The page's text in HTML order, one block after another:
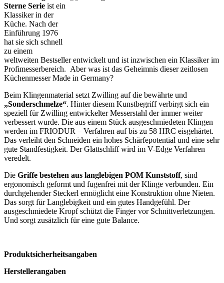
Sterne Serie ist ein
Klassiker in der
Küche. Nach der
Einführung 1976
hat sie sich schnell
zu einem
weltweiten Bestseller entwickelt und ist inzwischen ein Klassiker im
Profimesserbereich. Aber was ist das Geheimnis dieser zeitlosen
Küchenmesser Made in Germany?
Beim Klingenmaterial setzt Zwilling auf die bewährte und
„Sonderschmelze“. Hinter diesem Kunstbegriff verbirgt sich ein
speziell für Zwilling entwickelter Messerstahl der immer weiter
verbessert wurde. Die aus einem Stück ausgeschmiedeten Klingen
werden im FRIODUR – Verfahren auf bis zu 58 HRC eisgehärtet.
Das verleiht den Schneiden ein hohes Schärfepotential und eine sehr
gute Standfestigkeit. Der Glattschliff wird im V-Edge Verfahren
veredelt.
Die Griffe bestehen aus langlebigen POM Kunststoff, sind
ergonomisch geformt und fugenfrei mit der Klinge verbunden. Ein
durchgehender Steckerl ermöglicht eine Konstruktion ohne Nieten.
Das sorgt für Langlebigkeit und ein gutes Handgefühl. Der
ausgeschmiedete Kropf schützt die Finger vor Schnittverletzungen.
Und sorgt zusätzlich für eine gute Balance.
Produktsicherheitsangaben
Herstellerangaben